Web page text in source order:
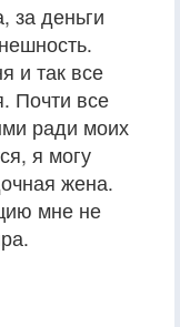
за деньги
и так все
Почти все
ради моих
я могу
жена.
мне не